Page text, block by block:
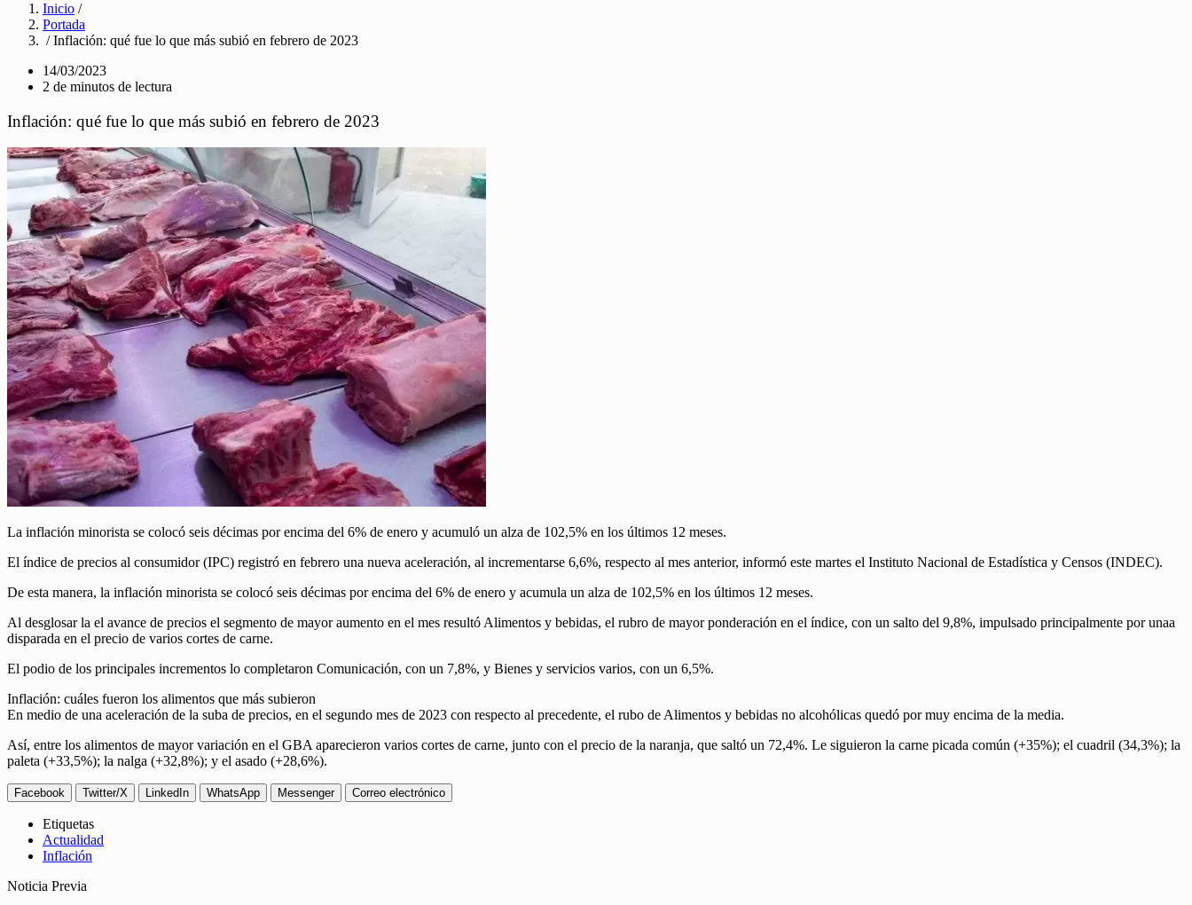
Inicio /
Portada
/ Inflación: qué fue lo que más subió en febrero de 2023
14/03/2023
2 de minutos de lectura
Inflación: qué fue lo que más subió en febrero de 2023
La inflación minorista se colocó seis décimas por encima del 6% de enero y acumuló un alza de 102,5% en los últimos 12 meses.
El índice de precios al consumidor (IPC) registró en febrero una nueva aceleración, al incrementarse 6,6%, respecto al mes anterior, informó este martes el Instituto Nacional de Estadística y Censos (INDEC).
De esta manera, la inflación minorista se colocó seis décimas por encima del 6% de enero y acumula un alza de 102,5% en los últimos 12 meses.
Al desglosar la el avance de precios el segmento de mayor aumento en el mes resultó Alimentos y bebidas, el rubro de mayor ponderación en el índice, con un salto del 9,8%, impulsado principalmente por unaa
disparada en el precio de varios cortes de carne.
El podio de los principales incrementos lo completaron Comunicación, con un 7,8%, y Bienes y servicios varios, con un 6,5%.
Inflación: cuáles fueron los alimentos que más subieron
En medio de una aceleración de la suba de precios, en el segundo mes de 2023 con respecto al precedente, el rubo de Alimentos y bebidas no alcohólicas quedó por muy encima de la media.
Así, entre los alimentos de mayor variación en el GBA aparecieron varios cortes de carne, junto con el precio de la naranja, que saltó un 72,4%. Le siguieron la carne picada común (+35%); el cuadril (34,3%); la
paleta (+33,5%); la nalga (+32,8%); y el asado (+28,6%).
Facebook Twitter/X LinkedIn WhatsApp Messenger Correo electrónico
Etiquetas
Actualidad
Inflación
Noticia Previa